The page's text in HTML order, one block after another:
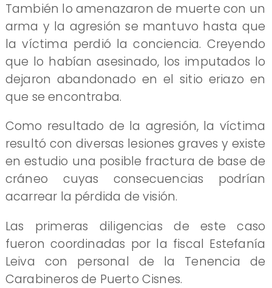
También lo amenazaron de muerte con un
arma y la agresión se mantuvo hasta que
la víctima perdió la conciencia. Creyendo
que lo habían asesinado, los imputados lo
dejaron abandonado en el sitio eriazo en
que se encontraba.
Como resultado de la agresión, la víctima
resultó con diversas lesiones graves y existe
en estudio una posible fractura de base de
cráneo cuyas consecuencias podrían
acarrear la pérdida de visión.
Las primeras diligencias de este caso
fueron coordinadas por la fiscal Estefanía
Leiva con personal de la Tenencia de
Carabineros de Puerto Cisnes.